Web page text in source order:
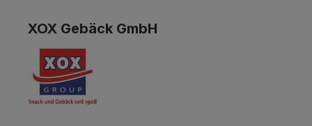
XOX Gebäck GmbH